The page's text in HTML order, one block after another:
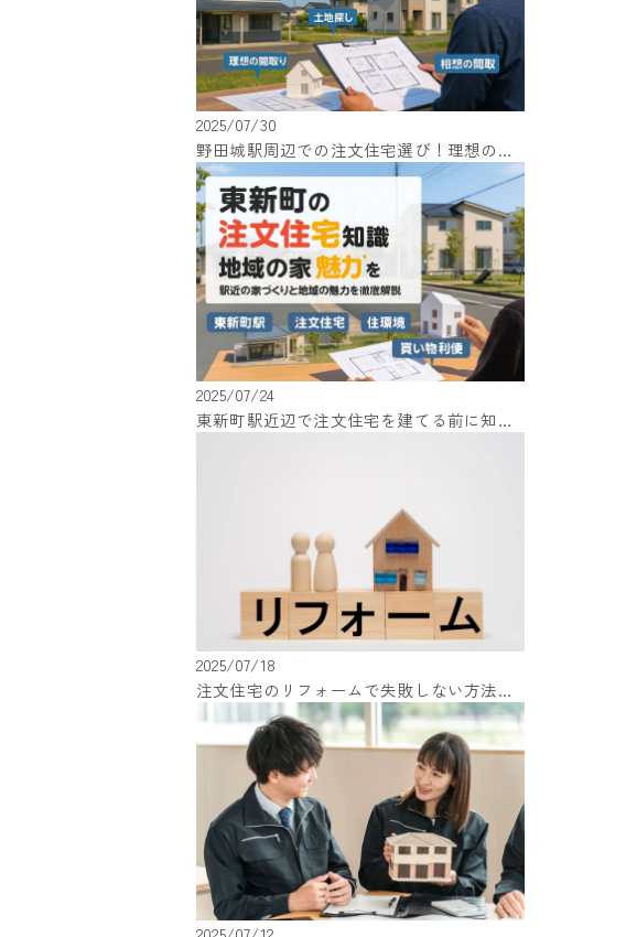
2025/07/30
野田城駅周辺での注文住宅選び！理想の家を実現するための知識
2025/07/24
東新町駅近辺で注文住宅を建てる前に知っておくべき知識と地域の魅力！
2025/07/18
注文住宅のリフォームで失敗しない方法！住宅構造・素材別の注意点を解説